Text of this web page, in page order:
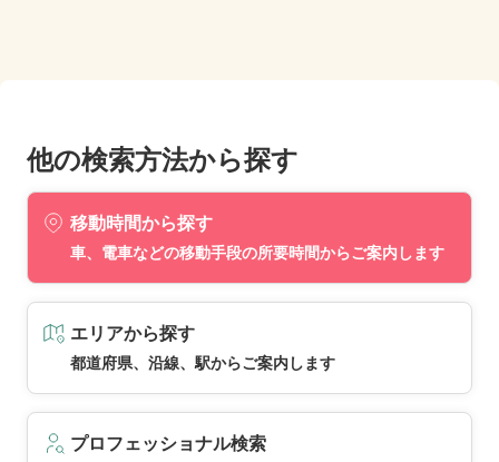
他の検索方法から探す
移動時間から探す
車、電車などの移動手段の所要時間からご案内します
エリアから探す
都道府県、沿線、駅からご案内します
プロフェッショナル検索